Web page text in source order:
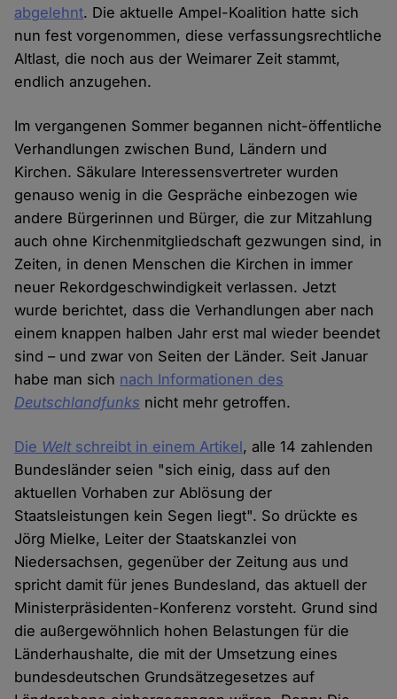
abgelehnt. Die aktuelle Ampel-Koalition hatte sich
nun fest vorgenommen, diese verfassungsrechtliche
Altlast, die noch aus der Weimarer Zeit stammt,
endlich anzugehen.
Im vergangenen Sommer begannen nicht-öffentliche
Verhandlungen zwischen Bund, Ländern und
Kirchen. Säkulare Interessensvertreter wurden
genauso wenig in die Gespräche einbezogen wie
andere Bürgerinnen und Bürger, die zur Mitzahlung
auch ohne Kirchenmitgliedschaft gezwungen sind, in
Zeiten, in denen Menschen die Kirchen in immer
neuer Rekordgeschwindigkeit verlassen. Jetzt
wurde berichtet, dass die Verhandlungen aber nach
einem knappen halben Jahr erst mal wieder beendet
sind – und zwar von Seiten der Länder. Seit Januar
habe man sich nach Informationen des
Deutschlandfunks nicht mehr getroffen.
Die Weltschreibt in einem Artikel, alle 14 zahlenden
Bundesländer seien "sich einig, dass auf den
aktuellen Vorhaben zur Ablösung der
Staatsleistungen kein Segen liegt". So drückte es
Jörg Mielke, Leiter der Staatskanzlei von
Niedersachsen, gegenüber der Zeitung aus und
spricht damit für jenes Bundesland, das aktuell der
Ministerpräsidenten-Konferenz vorsteht. Grund sind
die außergewöhnlich hohen Belastungen für die
Länderhaushalte, die mit der Umsetzung eines
bundesdeutschen Grundsätzegesetzes auf